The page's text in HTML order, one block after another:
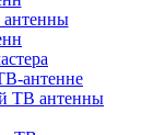
антенны
антенне
ТВ антенны